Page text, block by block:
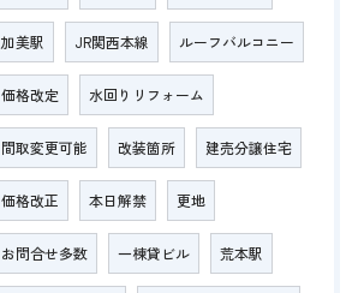
加美駅 JR関西本線 ルーフバルコニー
価格改定 水回りリフォーム
間取変更可能 改装箇所 建売分譲住宅
価格改正 本日解禁 更地
お問合せ多数 一棟貸ビル 荒本駅